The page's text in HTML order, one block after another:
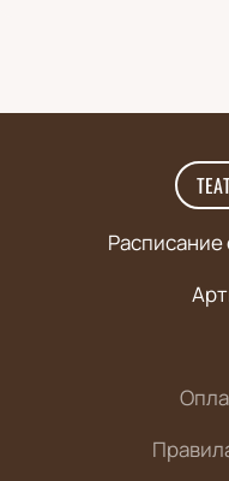
Расписание